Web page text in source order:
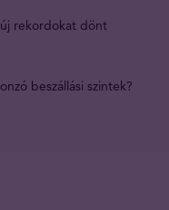
rekordokat dönt
beszállási szintek?